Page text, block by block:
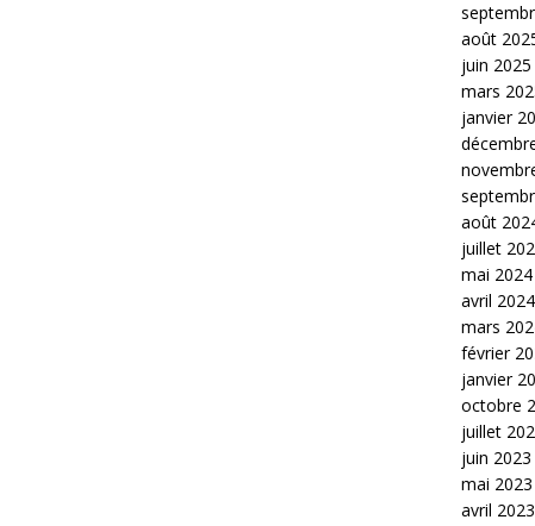
août
juin 2025
mars
janvier
août
juillet
mai 2024
avril 2024
mars
février
janvier
octobre
juillet
juin 2023
mai 2023
avril 2023